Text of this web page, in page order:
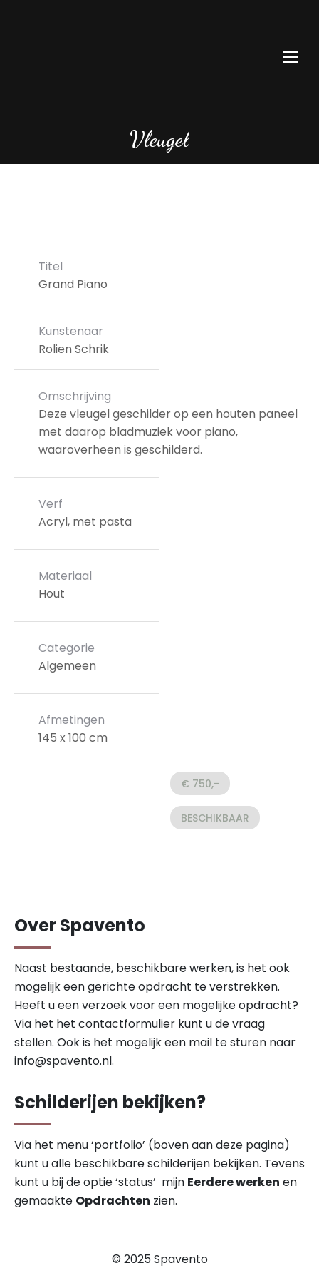
Vleugel
Titel
Grand Piano
Kunstenaar
Rolien Schrik
Omschrijving
Deze vleugel geschilder op een houten paneel
met daarop bladmuziek voor piano,
waaroverheen is geschilderd.
Verf
Acryl, met pasta
Materiaal
Hout
Categorie
Algemeen
Afmetingen
145 x 100 cm
€ 750,-
BESCHIKBAAR
Over Spavento
Naast bestaande, beschikbare werken, is het ook
mogelijk een gerichte opdracht te verstrekken.
Heeft u een verzoek voor een mogelijke opdracht?
Via het het contactformulier kunt u de vraag
stellen. Ook is het mogelijk een mail te sturen naar
info@spavento.nl.
Schilderijen bekijken?
Via het menu ‘portfolio’ (boven aan deze pagina)
kunt u alle beschikbare schilderijen bekijken. Tevens
kunt u bij de optie ‘status’ mijn Eerdere werken en
gemaakte Opdrachten zien.
© 2025 Spavento